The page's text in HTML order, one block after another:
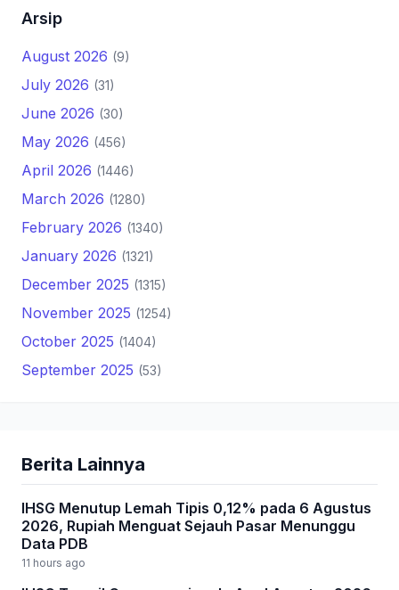
Arsip
August 2026 (9)
July 2026 (31)
June 2026 (30)
May 2026 (456)
April 2026 (1446)
March 2026 (1280)
February 2026 (1340)
January 2026 (1321)
December 2025 (1315)
November 2025 (1254)
October 2025 (1404)
September 2025 (53)
Berita Lainnya
IHSG Menutup Lemah Tipis 0,12% pada 6 Agustus
2026, Rupiah Menguat Sejauh Pasar Menunggu
Data PDB
11 hours ago